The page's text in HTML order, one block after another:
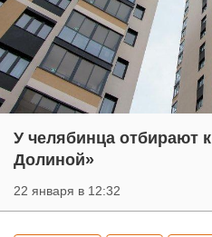
У челябинца отбирают
Долиной»
22 января в 12:32